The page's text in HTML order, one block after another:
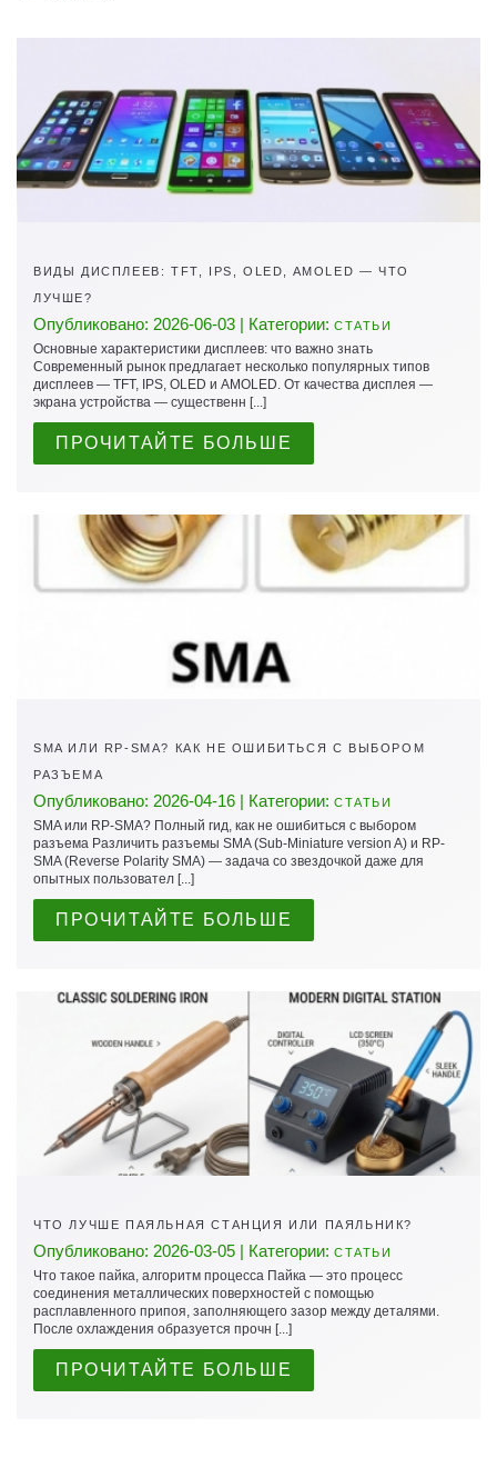
ВИДЫ ДИСПЛЕЕВ: TFT, IPS, OLED, AMOLED — ЧТО
ЛУЧШЕ?
Опубликовано: 2026-06-03 | Категории: СТАТЬИ
Основные характеристики дисплеев: что важно знать
Современный рынок предлагает несколько популярных типов
дисплеев — TFT, IPS, OLED и AMOLED. От качества дисплея —
экрана устройства — существенн [...]
ПРОЧИТАЙТЕ БОЛЬШЕ
SMA ИЛИ RP-SMA? КАК НЕ ОШИБИТЬСЯ С ВЫБОРОМ
РАЗЪЕМА
Опубликовано: 2026-04-16 | Категории: СТАТЬИ
SMA или RP-SMA? Полный гид, как не ошибиться с выбором
разъема Различить разъемы SMA (Sub-Miniature version A) и RP-
SMA (Reverse Polarity SMA) — задача со звездочкой даже для
опытных пользовател [...]
ПРОЧИТАЙТЕ БОЛЬШЕ
ЧТО ЛУЧШЕ ПАЯЛЬНАЯ СТАНЦИЯ ИЛИ ПАЯЛЬНИК?
Опубликовано: 2026-03-05 | Категории: СТАТЬИ
Что такое пайка, алгоритм процесса Пайка — это процесс
соединения металлических поверхностей с помощью
расплавленного припоя, заполняющего зазор между деталями.
После охлаждения образуется прочн [...]
ПРОЧИТАЙТЕ БОЛЬШЕ